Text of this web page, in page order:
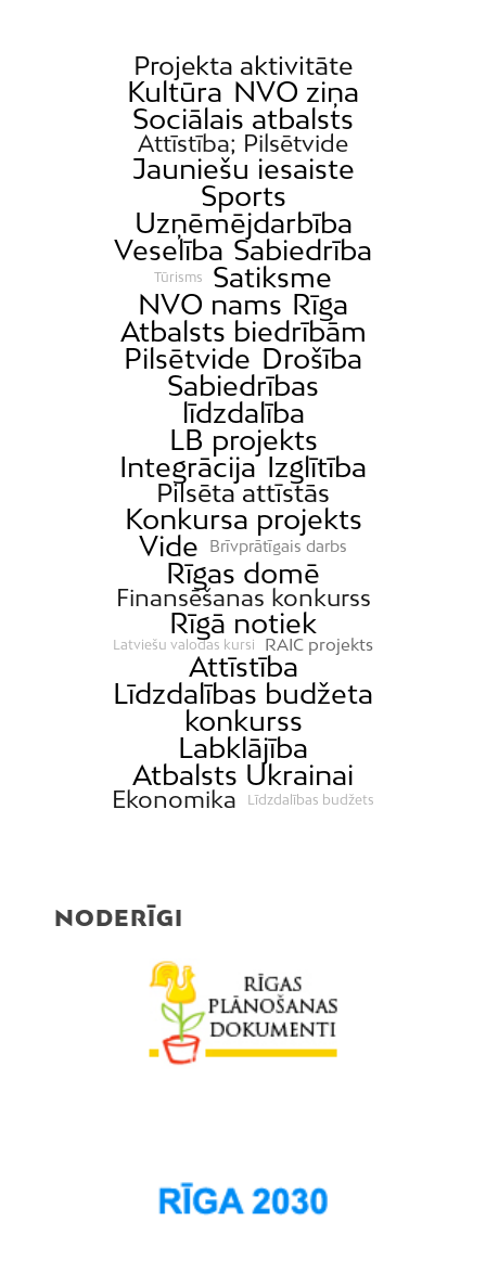
Projekta aktivitāte
Kultūra NVO ziņa
Sociālais atbalsts
Attīstība; Pilsētvide
Jauniešu iesaiste
Sports
Uzņēmējdarbība
Veselība Sabiedrība
Tūrisms
Satiksme
NVO nams Rīga
Atbalsts biedrībām
Pilsētvide Drošība
Sabiedrības
līdzdalība
LB projekts
Integrācija Izglītība
Pilsēta attīstās
Konkursa projekts
Vide
Brīvprātīgais darbs
Rīgas domē
Finansēšanas konkurss
Rīgā notiek
Latviešu valodas kursi RAIC projekts
Attīstība
Līdzdalības budžeta
konkurss
Labklājība
Atbalsts Ukrainai
Ekonomika Līdzdalības budžets
NODERĪGI